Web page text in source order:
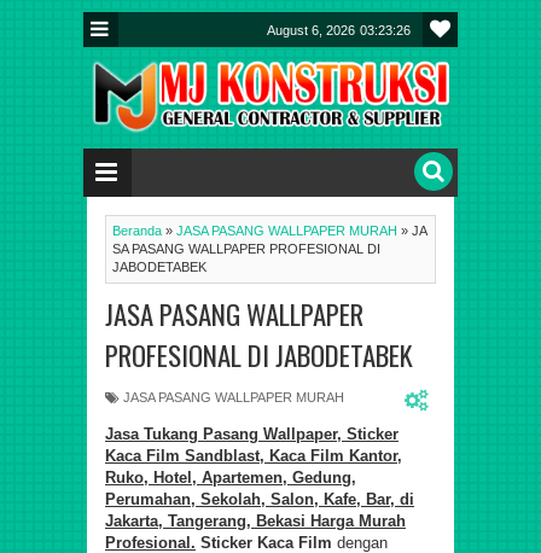
August 6, 2026 03:23:27
Beranda » JASA PASANG WALLPAPER MURAH » JA
SA PASANG WALLPAPER PROFESIONAL DI
JABODETABEK
JASA PASANG WALLPAPER
PROFESIONAL DI JABODETABEK
JASA PASANG WALLPAPER MURAH
Jasa Tukang Pasang Wallpaper, Sticker
Kaca Film Sandblast, Kaca Film Kantor,
Ruko, Hotel, Apartemen, Gedung,
Perumahan, Sekolah, Salon, Kafe, Bar, di
Jakarta, Tangerang, Bekasi Harga Murah
Profesional. Sticker Kaca Film dengan